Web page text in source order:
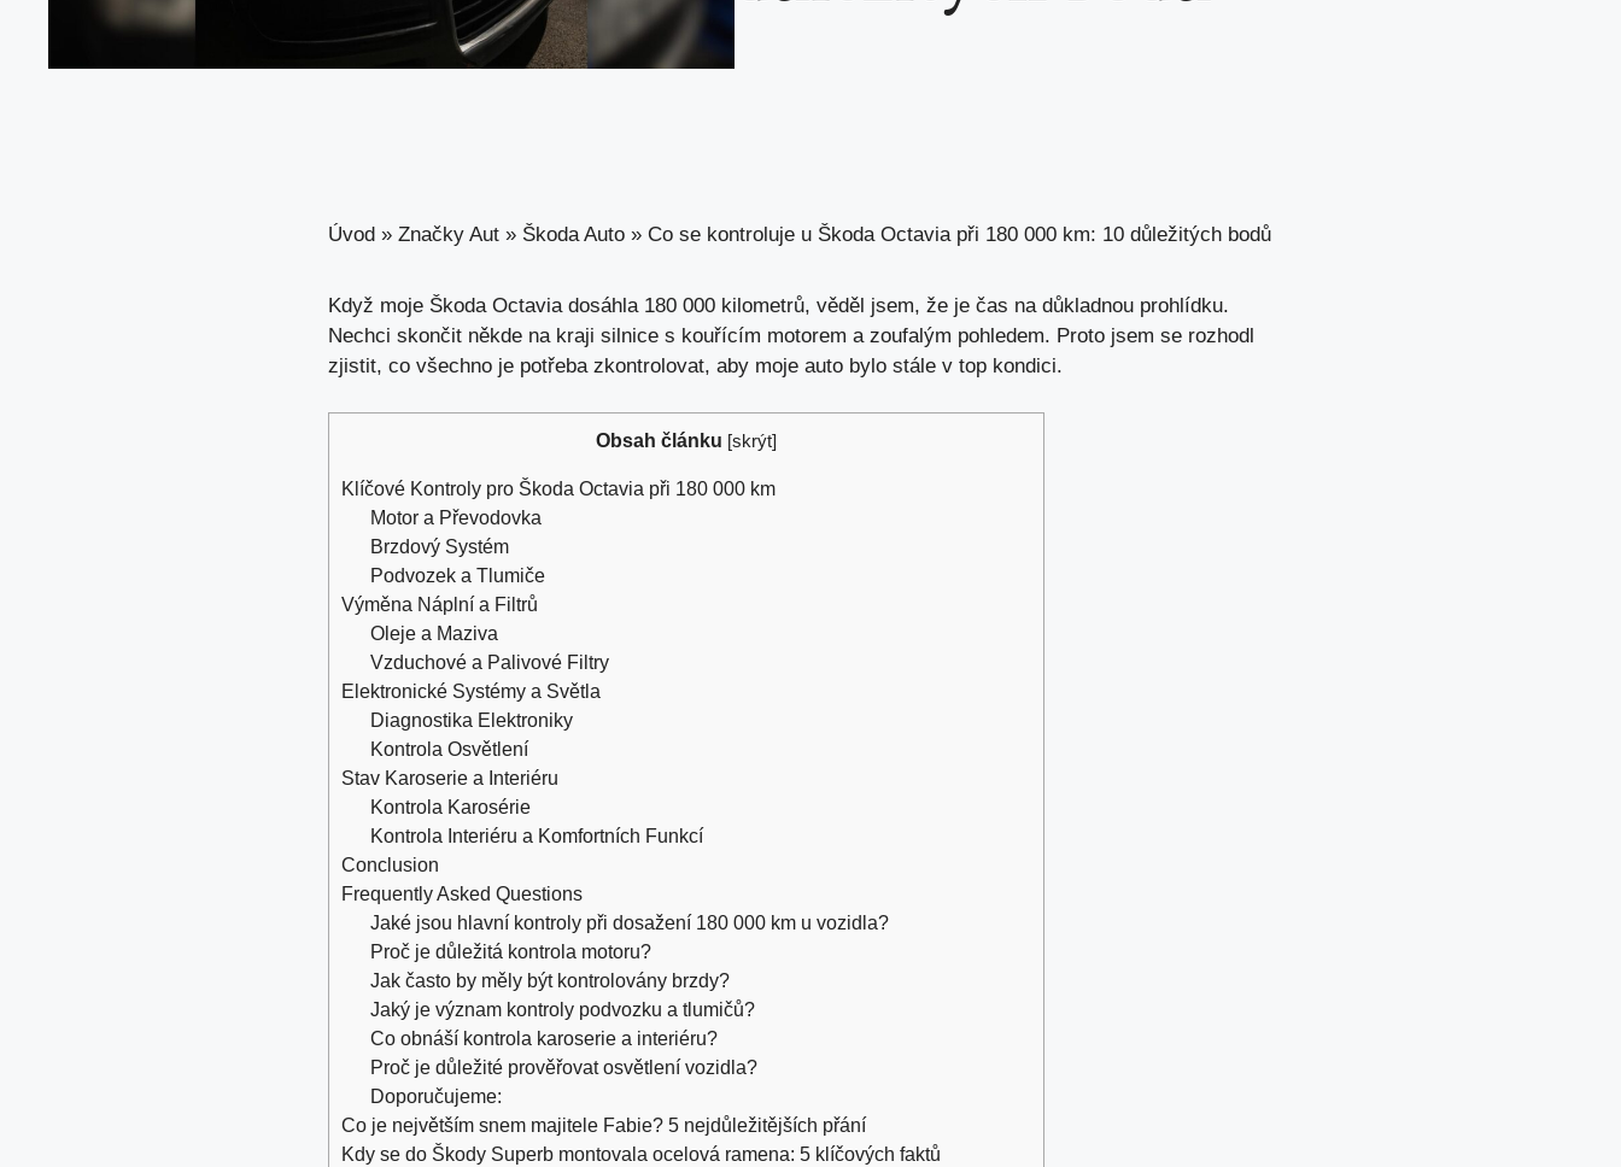
Úvod » Značky Aut » Škoda Auto » Co se kontroluje u Škoda Octavia při 180 000 km: 10 důležitých bodů
Když moje Škoda Octavia dosáhla 180 000 kilometrů, věděl jsem, že je čas na důkladnou prohlídku.
Nechci skončit někde na kraji silnice s kouřícím motorem a zoufalým pohledem. Proto jsem se rozhodl
zjistit, co všechno je potřeba zkontrolovat, aby moje auto bylo stále v top kondici.
Obsah článku [skrýt]
Klíčové Kontroly pro Škoda Octavia při 180 000 km
Motor a Převodovka
Brzdový Systém
Podvozek a Tlumiče
Výměna Náplní a Filtrů
Oleje a Maziva
Vzduchové a Palivové Filtry
Elektronické Systémy a Světla
Diagnostika Elektroniky
Kontrola Osvětlení
Stav Karoserie a Interiéru
Kontrola Karosérie
Kontrola Interiéru a Komfortních Funkcí
Conclusion
Frequently Asked Questions
Jaké jsou hlavní kontroly při dosažení 180 000 km u vozidla?
Proč je důležitá kontrola motoru?
Jak často by měly být kontrolovány brzdy?
Jaký je význam kontroly podvozku a tlumičů?
Co obnáší kontrola karoserie a interiéru?
Proč je důležité prověřovat osvětlení vozidla?
Doporučujeme:
Co je největším snem majitele Fabie? 5 nejdůležitějších přání
Kdy se do Škody Superb montovala ocelová ramena: 5 klíčových faktů